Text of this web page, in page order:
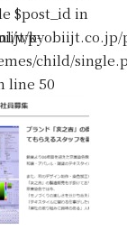
wp-
$post_id in
child/
line 50